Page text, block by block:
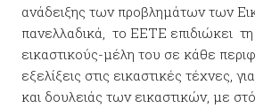
ανάδειξης των προβλημάτων των
πανελλαδικά, το ΕΕΤΕ επιδιώκει
εικαστικούς-μέλη του σε κάθε
εξελίξεις στις εικαστικές τέχνες,
και δουλειάς των εικαστικών, με